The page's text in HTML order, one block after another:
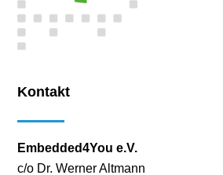
Kontakt
Embedded4You e.V.
c/o Dr. Werner Altmann